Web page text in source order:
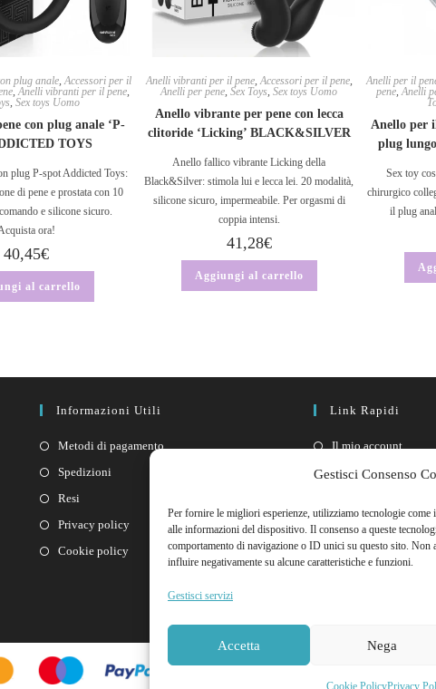
Gestisci Consenso
Per fornire le migliori esperienze, utilizziamo tecnologie come
alle informazioni del dispositivo. Il consenso a queste
comportamento di navigazione o ID unici su questo sito. Non
influire negativamente su alcune caratteristiche e funzioni.
Gestisci servizi
Accetta Nega
Cookie PolicyPrivacy
plug anale,Accessori per il
,Anelli vibranti per il pene,
, Sex toys Uomo
con plug anale ‘P-
TOYS
plug P-spot Addicted Toys:
di pene e prostata con 10
e silicone sicuro.
ora!
40,45€
al carrello
Anelli vibranti per il pene,Accessori per il pene,
Anelli per pene,Sex Toys,Sex toys Uomo
Anello vibrante per pene con lecca
clitoride ‘Licking’ BLACK&SILVER
Anello fallico vibrante Licking della
Black&Silver: stimola lui e lecca lei. 20 modalità,
silicone sicuro, impermeabile. Per orgasmi di
coppia intensi.
41,28€
Aggiungi al carrello
Anelli per il
pene,Anelli
Anello per
plug
Sex toy
chirurgico
il plug
Informazioni Utili
Metodi di pagamento
Spedizioni
Resi
Privacy policy
Cookie policy
Link Rapidi
Il mio account
FAQ